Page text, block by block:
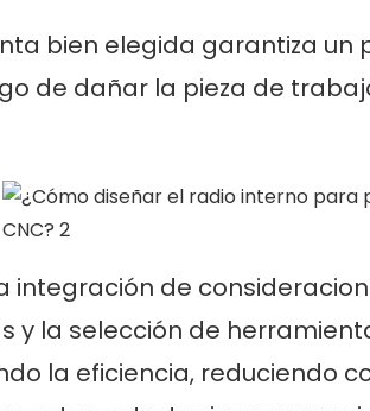
bien elegida garantiza
de dañar la pieza de
integración de
y la selección de
la eficiencia, reduciendo